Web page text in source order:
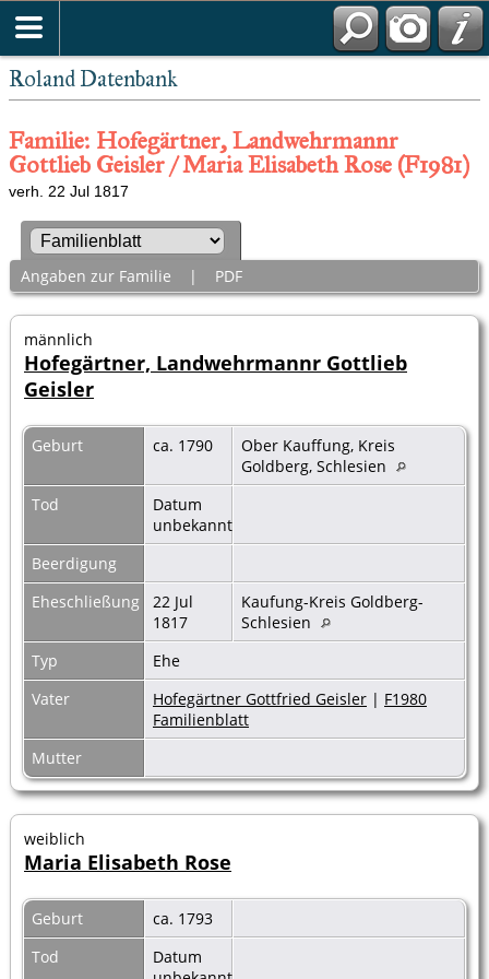
Roland Datenbank
Familie: Hofegärtner, Landwehrmannr
Gottlieb Geisler / Maria Elisabeth Rose (F1981)
verh. 22 Jul 1817
Angaben zur Familie | PDF
männlich
Hofegärtner, Landwehrmannr Gottlieb
Geisler
Geburt ca. 1790
Ober Kauffung, Kreis
Goldberg, Schlesien
Tod
Datum
unbekannt
Beerdigung
Eheschließung
22 Jul
1817
Kaufung-Kreis Goldberg-
Schlesien
Typ
Ehe
Vater
Hofegärtner Gottfried Geisler | F1980
Familienblatt
Mutter
weiblich
Maria Elisabeth Rose
Geburt
ca. 1793
Tod
Datum